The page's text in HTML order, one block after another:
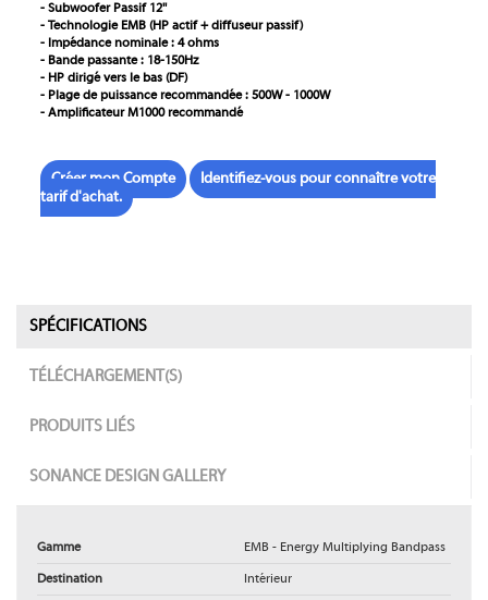
- Subwoofer Passif 12''
- Technologie EMB (HP actif + diffuseur passif)
- Impédance nominale : 4 ohms
- Bande passante : 18-150Hz
- HP dirigé vers le bas (DF)
- Plage de puissance recommandée : 500W - 1000W
- Amplificateur M1000 recommandé
Créer mon Compte
Identifiez-vous pour connaître votre
tarif d'achat.
SPÉCIFICATIONS
TÉLÉCHARGEMENT(S)
PRODUITS LIÉS
SONANCE DESIGN GALLERY
Gamme EMB - Energy Multiplying Bandpass
Destination Intérieur